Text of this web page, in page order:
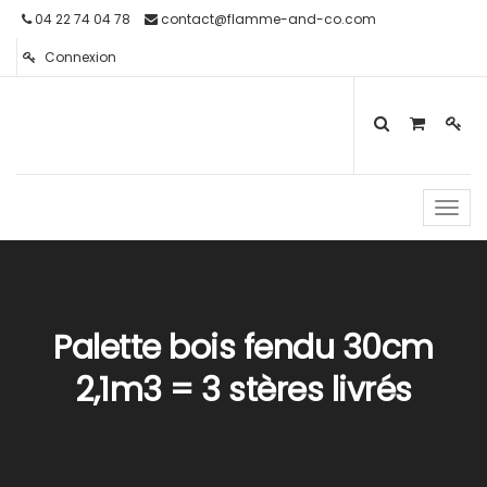
04 22 74 04 78 contact@flamme-and-co.com
Connexion
Palette bois fendu 30cm
2,1m3 = 3 stères livrés